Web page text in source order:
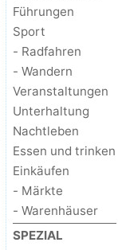
Führungen
Sport
- Radfahren
- Wandern
Veranstaltungen
Unterhaltung
Nachtleben
Essen und trinken
Einkäufen
- Märkte
- Warenhäuser
SPEZIAL